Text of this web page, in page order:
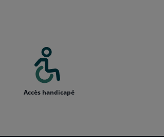
Accès handicapé